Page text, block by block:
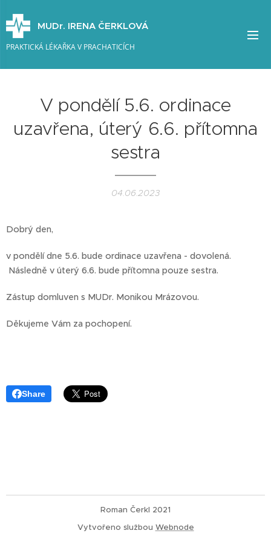
MUDr. IRENA ČERKLOVÁ
PRAKTICKÁ LÉKAŘKA V PRACHATICÍCH
V pondělí 5.6. ordinace
uzavřena, úterý 6.6. přítomna
sestra
04.06.2023
Dobrý den,
v pondělí dne 5.6. bude ordinace uzavřena - dovolená.
Následně v úterý 6.6. bude přítomna pouze sestra.
Zástup domluven s MUDr. Monikou Mrázovou.
Děkujeme Vám za pochopení.
Share
Roman Čerkl 2021
Vytvořeno službou Webnode